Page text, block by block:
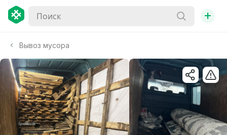
+
Вывоз мусора